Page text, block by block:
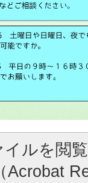
イルを閲
Acrobat